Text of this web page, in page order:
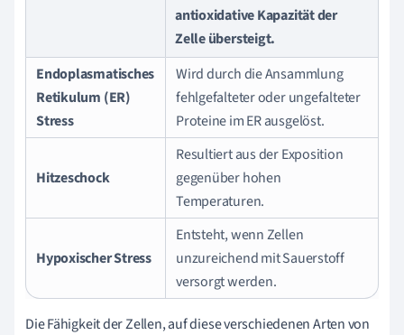
antioxidative Kapazität der
Zelle übersteigt.
Endoplasmatisches
Retikulum (ER)
Stress
Wird durch die Ansammlung
fehlgefalteter oder ungefalteter
Proteine im ER ausgelöst.
Hitzeschock
Resultiert aus der Exposition
gegenüber hohen
Temperaturen.
Hypoxischer Stress
Entsteht, wenn Zellen
unzureichend mit Sauerstoff
versorgt werden.
Die Fähigkeit der Zellen, auf diese verschiedenen Arten von